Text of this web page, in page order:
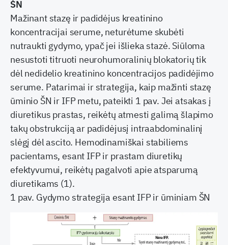
ŠN
Mažinant stazę ir padidėjus kreatinino
koncentracijai serume, neturėtume skubėti
nutraukti gydymo, ypač jei išlieka stazė. Siūloma
nesustoti titruoti neurohumoralinių blokatorių tik
dėl nedidelio kreatinino koncentracijos padidėjimo
serume. Patarimai ir strategija, kaip mažinti stazę
ūminio ŠN ir IFP metu, pateikti 1 pav. Jei atsakas į
diuretikus prastas, reikėtų atmesti galimą šlapimo
takų obstrukciją ar padidėjusį intraabdominalinį
slėgį dėl ascito. Hemodinamiškai stabiliems
pacientams, esant IFP ir prastam diuretikų
efektyvumui, reikėtų pagalvoti apie atsparumą
diuretikams (1).
1 pav. Gydymo strategija esant IFP ir ūminiam ŠN